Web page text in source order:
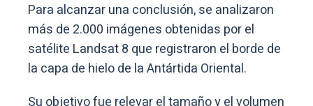
Para alcanzar una conclusión, se analizaron
más de 2.000 imágenes obtenidas por el
satélite Landsat 8 que registraron el borde de
la capa de hielo de la Antártida Oriental.